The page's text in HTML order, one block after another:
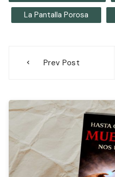
La Pantalla Porosa
Prev Post